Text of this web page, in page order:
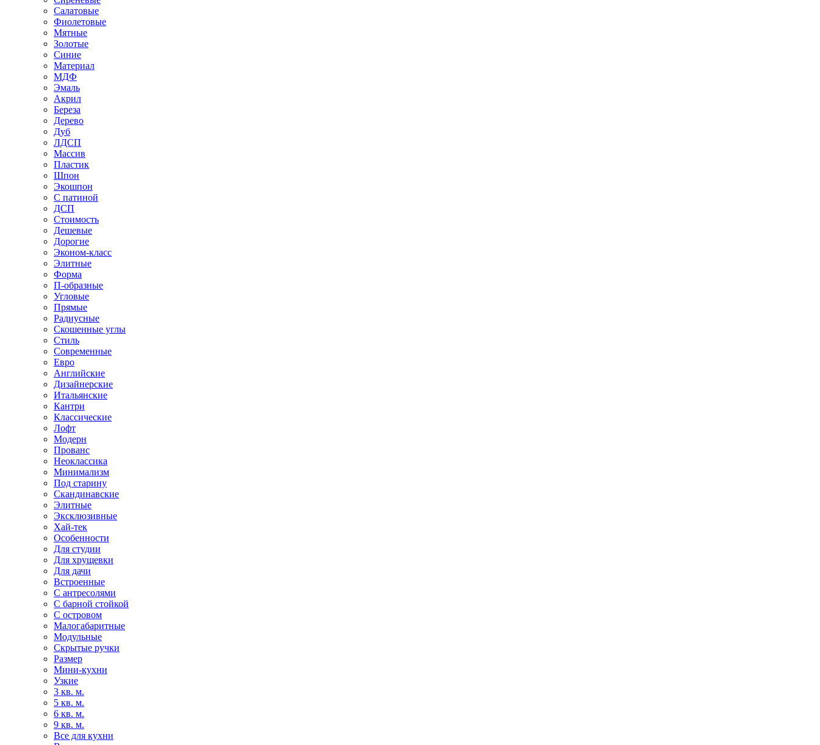
Салатовые
Фиолетовые
Мятные
Золотые
Синие
Материал
МДФ
Эмаль
Акрил
Береза
Дерево
Дуб
ЛДСП
Массив
Пластик
Шпон
Экошпон
С патиной
ДСП
Стоимость
Дешевые
Дорогие
Эконом-класс
Элитные
Форма
П-образные
Угловые
Прямые
Радиусные
Скошенные углы
Стиль
Современные
Евро
Английские
Дизайнерские
Итальянские
Кантри
Классические
Лофт
Модерн
Прованс
Неоклассика
Минимализм
Под старину
Скандинавские
Элитные
Эксклюзивные
Хай-тек
Особенности
Для студии
Для хрущевки
Для дачи
Встроенные
С антресолями
С барной стойкой
С островом
Малогабаритные
Модульные
Скрытые ручки
Размер
Мини-кухни
Узкие
3 кв. м.
5 кв. м.
6 кв. м.
9 кв. м.
Все для кухни